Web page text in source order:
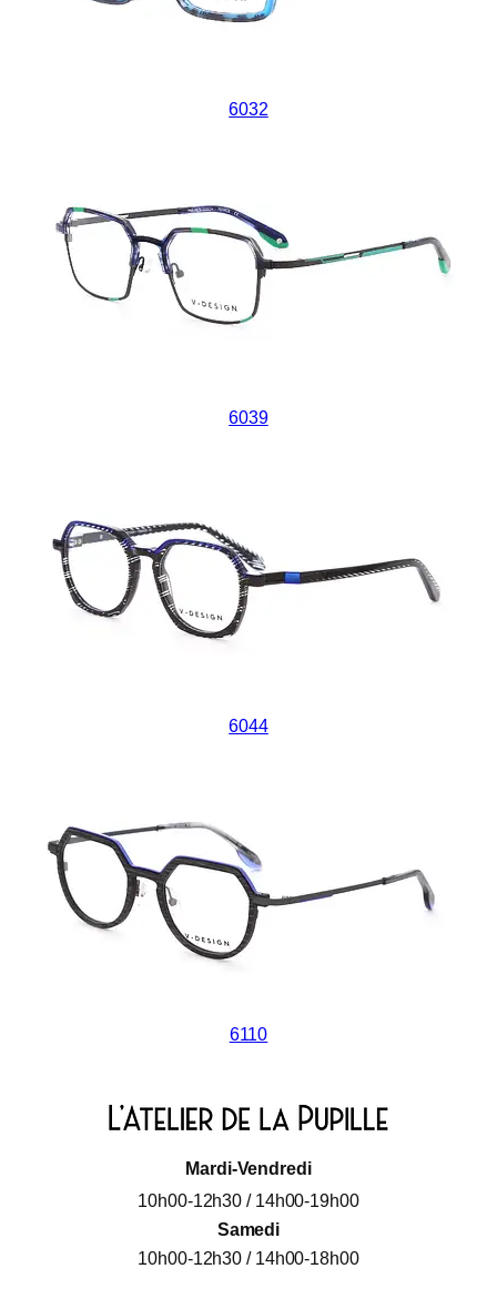
6032
6039
6044
6110
Mardi-Vendredi
10h00-12h30 / 14h00-19h00
Samedi
10h00-12h30 / 14h00-18h00